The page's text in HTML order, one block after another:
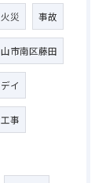
火災 事故
市南区藤田
イ
事